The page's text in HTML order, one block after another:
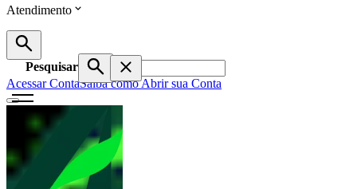
Atendimento
Pesquisar
Acessar ContaSaiba como Abrir sua Conta